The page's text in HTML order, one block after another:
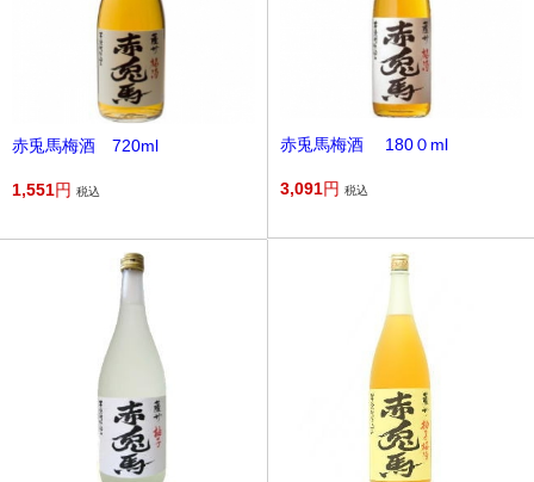
赤兎馬梅酒 720ml
1,551円 税込
赤兎馬梅酒 180０ml
3,091円 税込